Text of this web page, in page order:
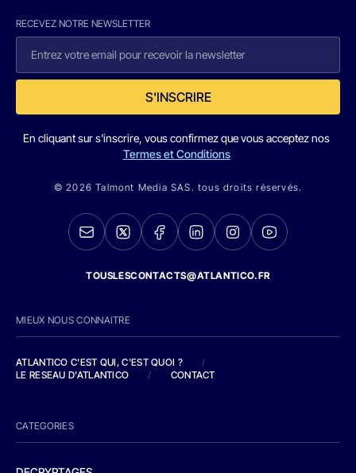
RECEVEZ NOTRE NEWSLETTER
S'INSCRIRE
En cliquant sur s'inscrire, vous confirmez que vous acceptez nos
Termes et Conditions
© 2026 Talmont Media SAS. tous droits réservés.
TOUSLESCONTACTS@ATLANTICO.FR
MIEUX NOUS CONNAITRE
ATLANTICO C'EST QUI, C'EST QUOI ?
/
LE RESEAU D'ATLANTICO
/ CONTACT
CATEGORIES